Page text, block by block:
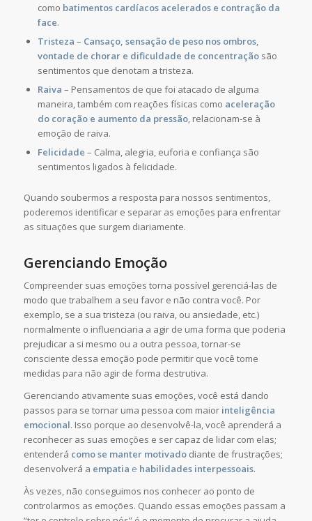
como batimentos cardíacos acelerados e contração da
face.
Tristeza – Cansaço, sensação de peso nos ombros,
vontade de chorar e dificuldade de concentraçãosão
sentimentos que denotam a tristeza.
Raiva – Pensamentos de que foi atacado de alguma
maneira, também com reações físicas como aceleração
do coração e aumento da pressão, relacionam-se à
emoção de raiva.
Felicidade – Calma, alegria, euforia e confiança são
sentimentos ligados à felicidade.
Quando soubermos a resposta para nossos sentimentos,
poderemos identificar e separar as emoções para enfrentar
as situações que surgem diariamente.
Gerenciando Emoção
Compreender suas emoções torna possível gerenciá-las de
modo que trabalhem a seu favor e não contra você. Por
exemplo, se a sua tristeza (ou raiva, ou ansiedade, etc.)
normalmente o influenciaria a agir de uma forma que poderia
prejudicar a si mesmo ou a outra pessoa, tornar-se
consciente dessa emoção pode permitir que você tome
medidas para não agir de forma destrutiva.
Gerenciando ativamente suas emoções, você está dando
passos para se tornar uma pessoa com maior inteligência
emocional. Isso porque ao desenvolvê-la, você aprenderá a
reconhecer as suas emoções e ser capaz de lidar com elas;
entenderá como se manter motivadodiante de frustrações;
desenvolverá a empatia e habilidades interpessoais.
Às vezes, não conseguimos nos conhecer ao ponto de
controlarmos as emoções. Quando essas emoções passam a